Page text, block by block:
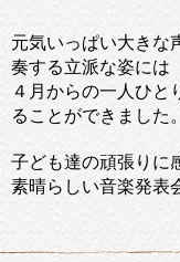
元気いっぱい大きな
奏する立派な姿には
４月からの一人ひと
ることができました。
子ども達の頑張りに
素晴らしい音楽発表